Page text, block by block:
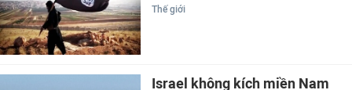
Thế giới
Israel không kích miền Nam